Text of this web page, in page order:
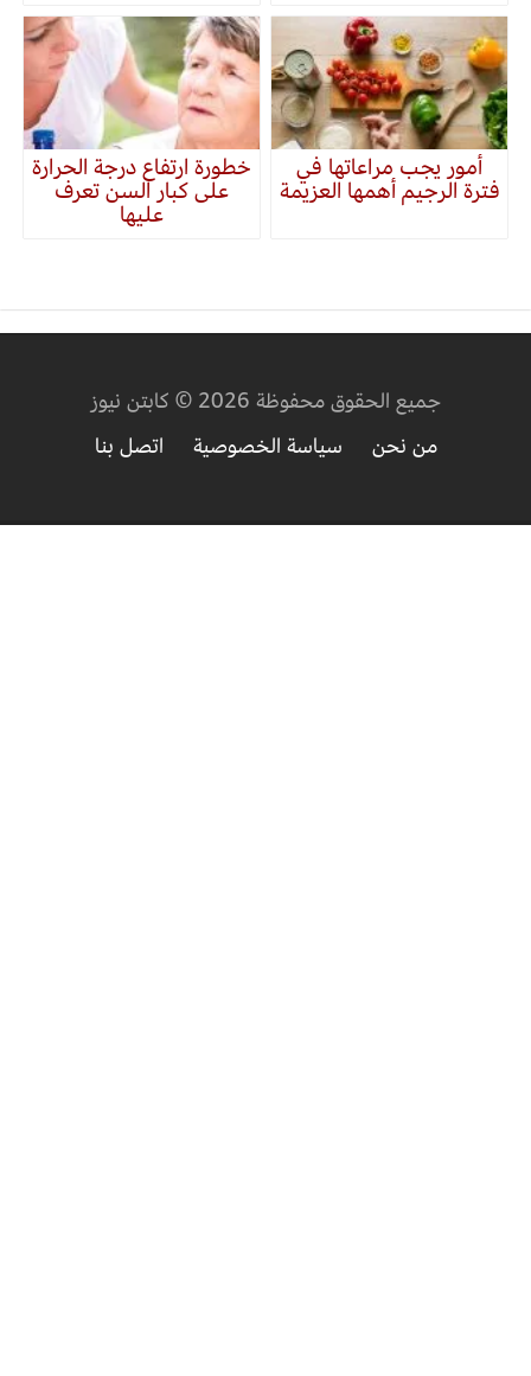
أمور يجب مراعاتها في
فترة الرجيم أهمها العزيمة
خطورة ارتفاع درجة الحرارة
على كبار السن تعرف
عليها
جميع الحقوق محفوظة 2026 © كابتن نيوز
من نحن
سياسة الخصوصية اتصل بنا